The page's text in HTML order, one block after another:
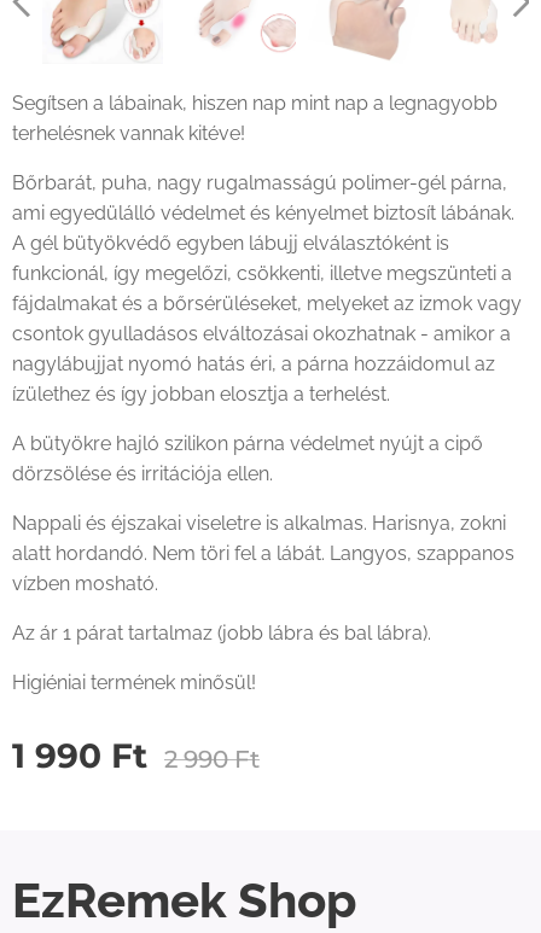
Segítsen a lábainak, hiszen nap mint nap a legnagyobb
terhelésnek vannak kitéve!
Bőrbarát, puha, nagy rugalmasságú polimer-gél párna,
ami egyedülálló védelmet és kényelmet biztosít lábának.
A gél bütyökvédő egyben lábujj elválasztóként is
funkcionál, így megelőzi, csökkenti, illetve megszünteti a
fájdalmakat és a bőrsérüléseket, melyeket az izmok vagy
csontok gyulladásos elváltozásai okozhatnak - amikor a
nagylábujjat nyomó hatás éri, a párna hozzáidomul az
ízülethez és így jobban elosztja a terhelést.
A bütyökre hajló szilikon párna védelmet nyújt a cipő
dörzsölése és irritációja ellen.
Nappali és éjszakai viseletre is alkalmas. Harisnya, zokni
alatt hordandó. Nem töri fel a lábát. Langyos, szappanos
vízben mosható.
Az ár 1 párat tartalmaz (jobb lábra és bal lábra).
Higiéniai termének minősül!
1 990 Ft 2 990Ft
EzRemek Shop